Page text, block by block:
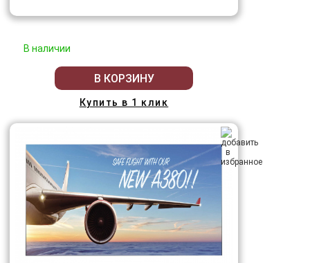
В наличии
В КОРЗИНУ
Купить в 1 клик